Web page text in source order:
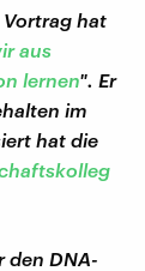
hat
aus
lernen". Er
im
hat die
den DNA-